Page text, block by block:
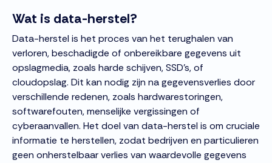
Wat is data-herstel?
Data-herstel is het proces van het terughalen van
verloren, beschadigde of onbereikbare gegevens uit
opslagmedia, zoals harde schijven, SSD's, of
cloudopslag. Dit kan nodig zijn na gegevensverlies door
verschillende redenen, zoals hardwarestoringen,
softwarefouten, menselijke vergissingen of
cyberaanvallen. Het doel van data-herstel is om cruciale
informatie te herstellen, zodat bedrijven en particulieren
geen onherstelbaar verlies van waardevolle gegevens